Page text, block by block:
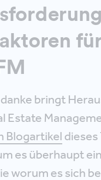
bringt
Estate
Blogartikel
es überhaupt
worum es sich